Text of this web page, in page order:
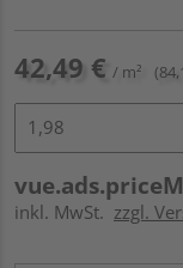
42,49 € / m²
inkl. MwSt. zzgl.